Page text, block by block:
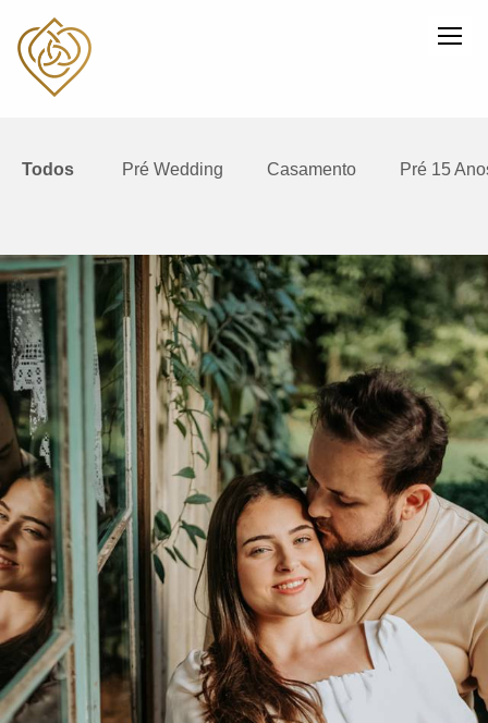
Todos Pré Wedding Casamento Pré 15